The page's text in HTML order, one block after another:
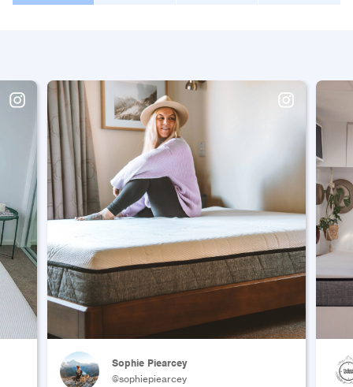
Sophie Piearcey
@sophiepiearcey